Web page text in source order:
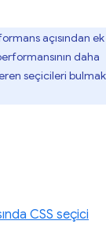
açısından ek
daha
seçicileri bulmak
CSS seçici